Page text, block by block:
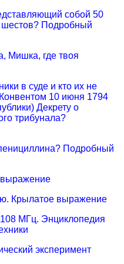
собой 50
шестов? Подробный
Мишка, где твоя
в суде и кто их не
10 июня 1794
Декрету о
трибунала?
Подробный
выражение
Крылатое выражение
МГц. Энциклопедия
эксперимент